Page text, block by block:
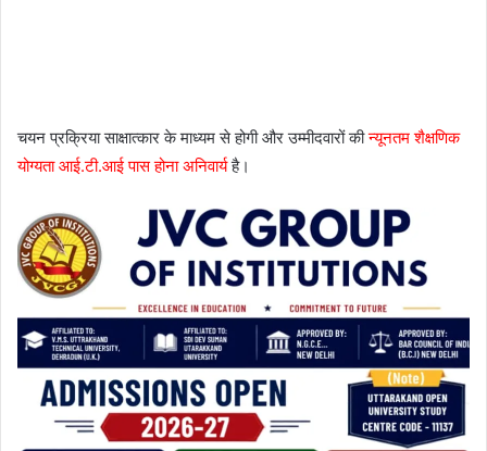
चयन प्रक्रिया साक्षात्कार के माध्यम से होगी और उम्मीदवारों कीन्यूनतम शैक्षणिक
योग्यता आई.टी.आई पास होना अनिवार्यहै।